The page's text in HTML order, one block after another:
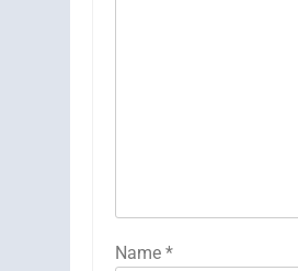
Name *